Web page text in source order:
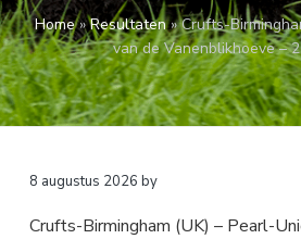
a
v
i
g
a
o
u
d
k
s
t
Home»Resultaten»Crufts-
van de Vanenblikhoeve –
8 augustus 2026 by
Crufts-Birmingham (UK) – Pearl-